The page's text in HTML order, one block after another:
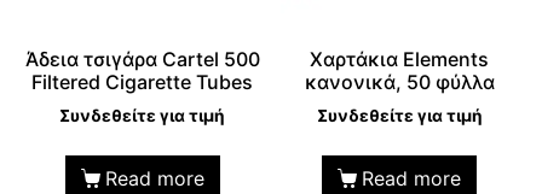
Άδεια τσιγάρα Cartel 500
Filtered Cigarette Tubes
Συνδεθείτε για τιμή
Read more
Χαρτάκια Elements
κανονικά, 50 φύλλα
Συνδεθείτε για τιμή
Read more